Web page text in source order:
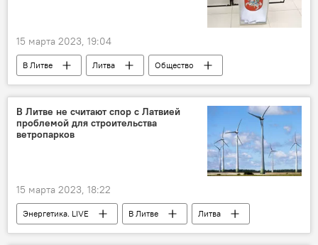
15 марта 2023, 19:04
В Литве Литва
Общество
Происшествия
полиция Литвы
Муниципальные выборы в Литве – 2023
В Литве не считают спор с Латвией
проблемой для строительства
ветропарков
15 марта 2023, 18:22
Энергетика. LIVE В Литве
Литва
энергетика
Латвия